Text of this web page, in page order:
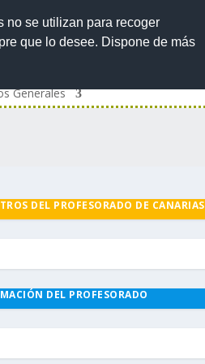
no se utilizan para recoger
que lo desee. Dispone de más
Generales
DEL PROFESORADO DE CANARIAS
DEL PROFESORADO